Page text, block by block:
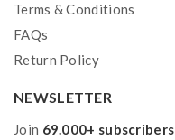
Terms & Conditions
FAQs
Return Policy
NEWSLETTER
Join 69.000+ subscribers